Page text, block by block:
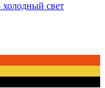
свет